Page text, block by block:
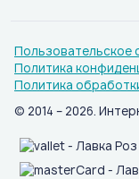
Пользовательское
Политика
Политика
© 2014 – 2026.